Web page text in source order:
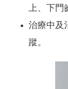
上、下門
治療中及
蹤。